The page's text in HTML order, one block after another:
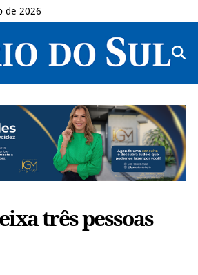
de 2026
três pessoas